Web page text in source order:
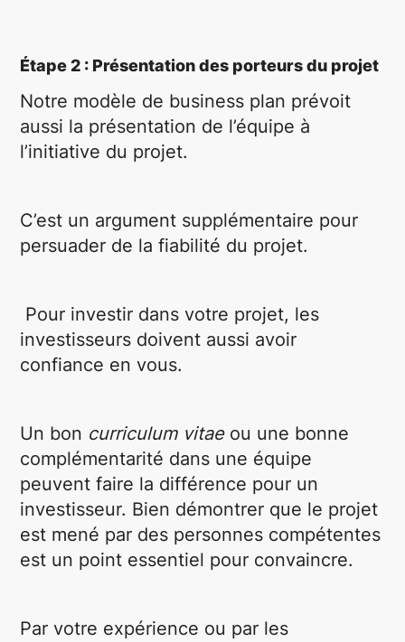
Étape 2 : Présentation des porteurs du projet
Notre modèle de business plan prévoit
aussi la présentation de l’équipe à
l’initiative du projet.
C’est un argument supplémentaire pour
persuader de la fiabilité du projet.
Pour investir dans votre projet, les
investisseurs doivent aussi avoir
confiance en vous.
Un bon curriculum vitaeou une bonne
complémentarité dans une équipe
peuvent faire la différence pour un
investisseur. Bien démontrer que le projet
est mené par des personnes compétentes
est un point essentiel pour convaincre.
Par votre expérience ou par les